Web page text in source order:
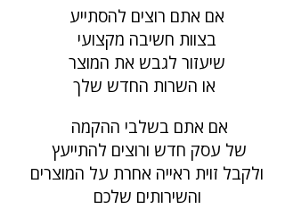
אם אתם רוצים להסתייע
בצוות חשיבה מקצועי
שיעזור לגבש את המוצר
או השרות החדש שלך
אם אתם בשלבי ההקמה
של עסק חדש ורוצים להתייעץ
ולקבל זוית ראייה אחרת על המוצרים
והשירותים שלכם